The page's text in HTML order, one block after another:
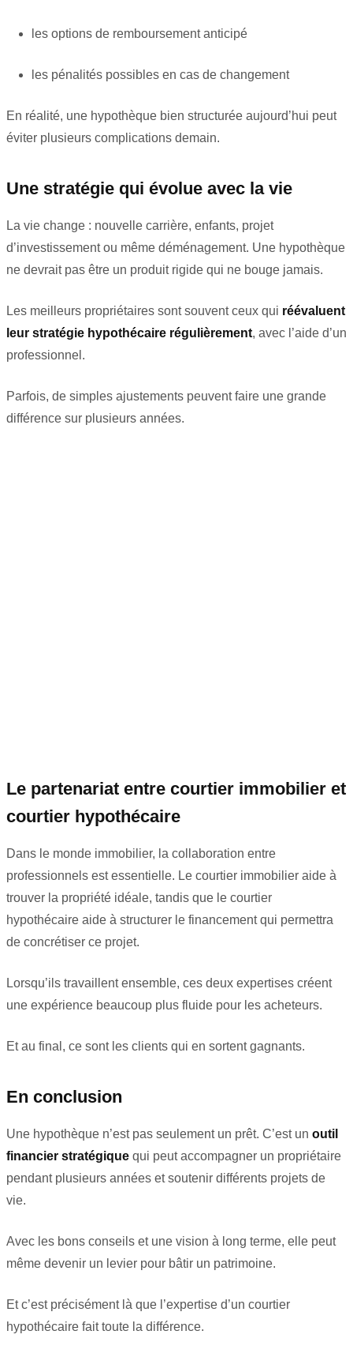
les options de remboursement anticipé
les pénalités possibles en cas de changement
En réalité, une hypothèque bien structurée aujourd’hui peut
éviter plusieurs complications demain.
Une stratégie qui évolue avec la vie
La vie change : nouvelle carrière, enfants, projet
d’investissement ou même déménagement. Une hypothèque
ne devrait pas être un produit rigide qui ne bouge jamais.
Les meilleurs propriétaires sont souvent ceux qui réévaluent
leur stratégie hypothécaire régulièrement, avec l’aide d’un
professionnel.
Parfois, de simples ajustements peuvent faire une grande
différence sur plusieurs années.
Le partenariat entre courtier immobilier et
courtier hypothécaire
Dans le monde immobilier, la collaboration entre
professionnels est essentielle. Le courtier immobilier aide à
trouver la propriété idéale, tandis que le courtier
hypothécaire aide à structurer le financement qui permettra
de concrétiser ce projet.
Lorsqu’ils travaillent ensemble, ces deux expertises créent
une expérience beaucoup plus fluide pour les acheteurs.
Et au final, ce sont les clients qui en sortent gagnants.
En conclusion
Une hypothèque n’est pas seulement un prêt. C’est un outil
financier stratégique qui peut accompagner un propriétaire
pendant plusieurs années et soutenir différents projets de
vie.
Avec les bons conseils et une vision à long terme, elle peut
même devenir un levier pour bâtir un patrimoine.
Et c’est précisément là que l’expertise d’un courtier
hypothécaire fait toute la différence.